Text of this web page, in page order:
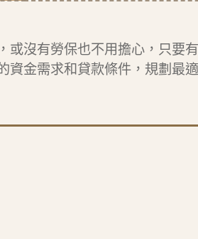
或沒有勞保也不用擔心，只要
資金需求和貸款條件，規劃最